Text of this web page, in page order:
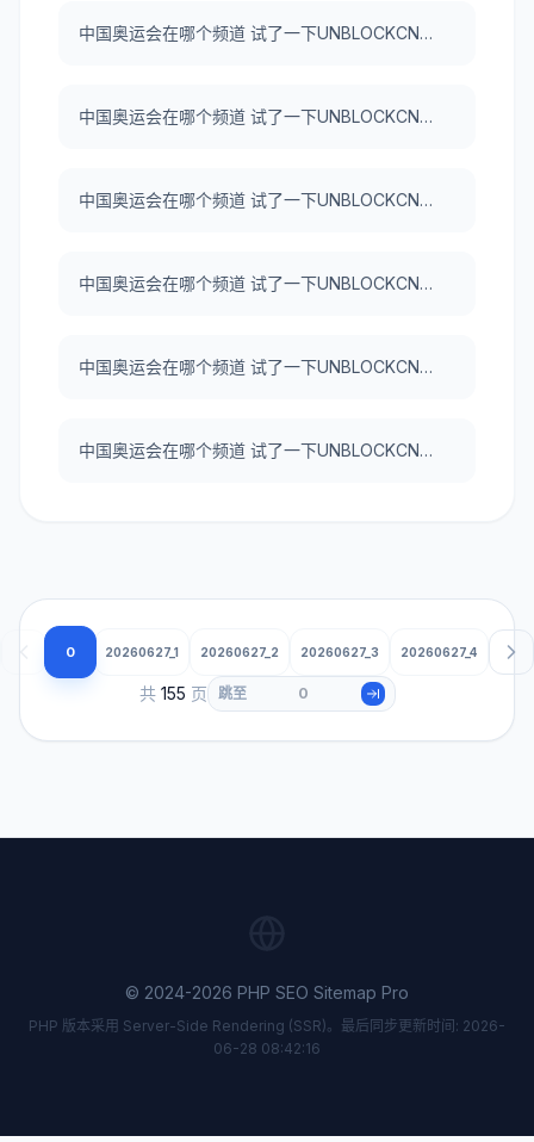
中国奥运会在哪个频道 试了一下UNBLOCKCN，真好用。
中国奥运会在哪个频道 试了一下UNBLOCKCN，真好用。
中国奥运会在哪个频道 试了一下UNBLOCKCN，真好用。
中国奥运会在哪个频道 试了一下UNBLOCKCN，真好用。
中国奥运会在哪个频道 试了一下UNBLOCKCN，真好用。
中国奥运会在哪个频道 试了一下UNBLOCKCN，真好用。
0 20260627_1 20260627_2 20260627_3 20260627_4
共 155 页 跳至
© 2024-2026 PHP SEO Sitemap Pro
PHP 版本采用 Server-Side Rendering (SSR)。最后同步更新时间: 2026-
06-28 08:42:16